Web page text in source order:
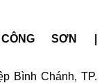
SƠN |
Bình Chánh, TP.